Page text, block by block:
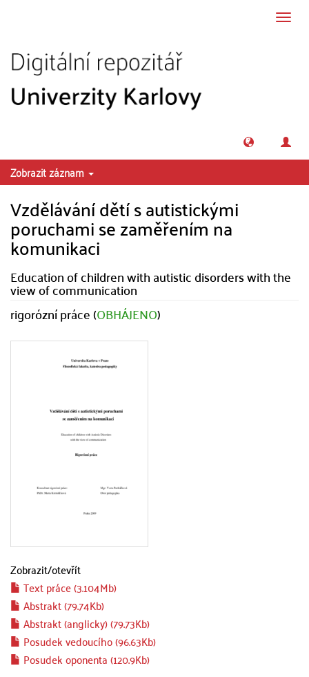
Zobrazit záznam
Vzdělávání dětí s autistickými
poruchami se zaměřením na
komunikaci
Education of children with autistic disorders with the
view of communication
rigorózní práce (OBHÁJENO)
Zobrazit/otevřít
Text práce (3.104Mb)
Abstrakt (79.74Kb)
Abstrakt (anglicky) (79.73Kb)
Posudek vedoucího (96.63Kb)
Posudek oponenta (120.9Kb)